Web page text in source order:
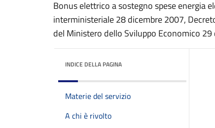
Bonus elettrico a sostegno spese energia
interministeriale 28 dicembre 2007,
del Ministero dello Sviluppo Economico
INDICE DELLA PAGINA
Materie del servizio
A chi è rivolto